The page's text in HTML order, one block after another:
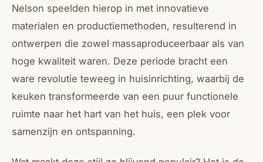
Nelson speelden hierop in met innovatieve
materialen en productiemethoden, resulterend in
ontwerpen die zowel massaproduceerbaar als van
hoge kwaliteit waren. Deze periode bracht een
ware revolutie teweeg in huisinrichting, waarbij de
keuken transformeerde van een puur functionele
ruimte naar het hart van het huis, een plek voor
samenzijn en ontspanning.